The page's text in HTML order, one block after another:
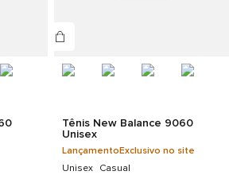
Tênis New Balance 9060
Unisex
LançamentoExclusivo no site
Unisex
Casual